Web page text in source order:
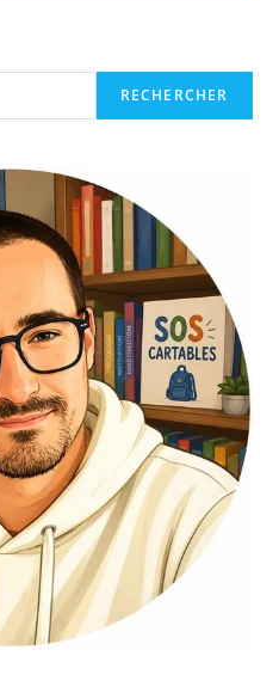
RECHERCHER